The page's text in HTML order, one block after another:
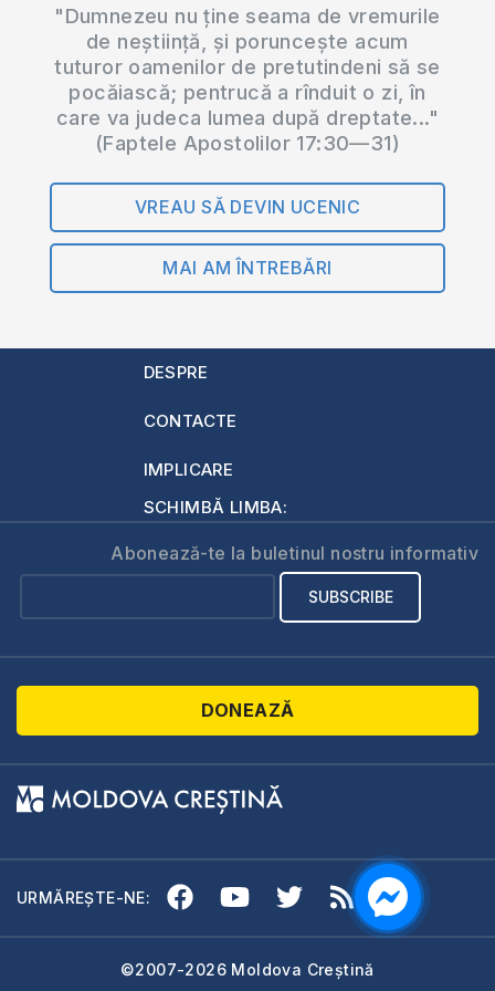
"Dumnezeu nu ține seama de vremurile
de neștiință, și poruncește acum
tuturor oamenilor de pretutindeni să se
pocăiască; pentrucă a rînduit o zi, în
care va judeca lumea după dreptate..."
(Faptele Apostolilor 17:30—31)
VREAU SĂ DEVIN UCENIC
MAI AM ÎNTREBĂRI
DESPRE
CONTACTE
IMPLICARE
SCHIMBĂ LIMBA:
Abonează-te la buletinul nostru informativ
DONEAZĂ
URMĂREȘTE-NE:
©2007-2026 Moldova Creștină